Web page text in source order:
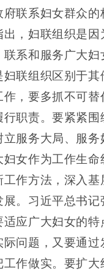
联系妇女群众的
出，妇联组织是因
系和服务广大妇
妇联组织区别于其
，要多抓不可替
职责。要紧紧围
服务大局、服务
女作为工作生命
作方法，深入基
。习近平总书记
应广大妇女的特
问题，又要通过
作做实。要扩大